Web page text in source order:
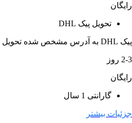
رایگان
تحویل پیک DHL
پیک DHL به آدرس مشخص شده تحویل می دهد
2-3 روز
رایگان
گارانتی 1 سال
جزئیات بیشتر